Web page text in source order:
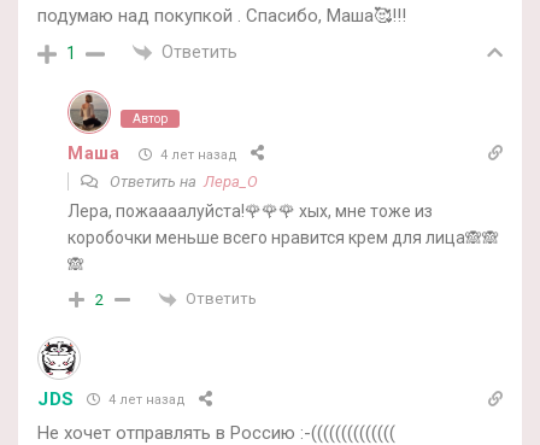
подумаю над покупкой . Спасибо, Маша🥰!!!
1 Ответить
Автор
Маша 4 лет назад
Ответить наЛера_О
Лера, пожаааалуйста!🌹🌹🌹 хых, мне тоже из
коробочки меньше всего нравится крем для лица🙈🙈
🙈
2 Ответить
JDS 4 лет назад
Не хочет отправлять в Россию :-((((((((((((((